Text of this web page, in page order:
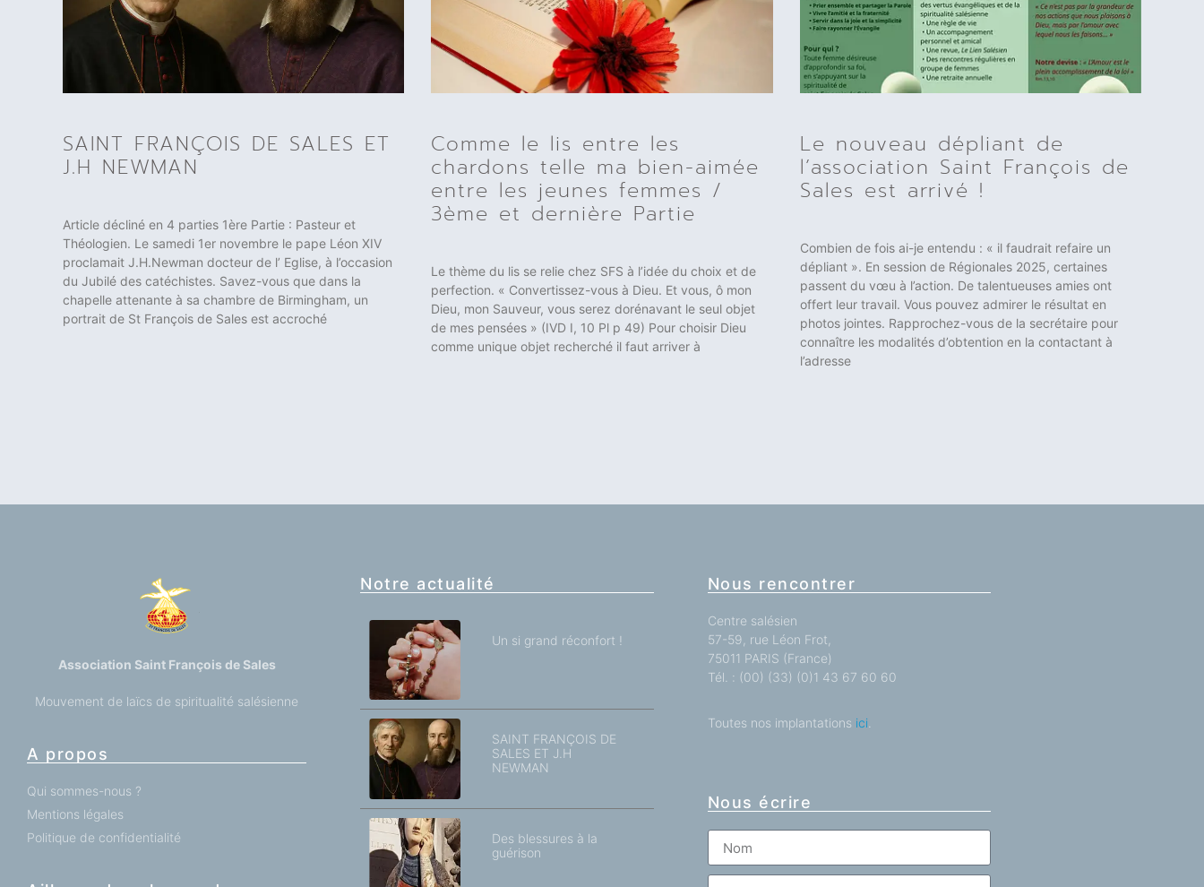
SAINT FRANÇOIS DE SALES ET
J.H NEWMAN
Article décliné en 4 parties 1ère Partie : Pasteur et
Théologien. Le samedi 1er novembre le pape Léon XIV
proclamait J.H.Newman docteur de l’ Eglise, à l’occasion
du Jubilé des catéchistes. Savez-vous que dans la
chapelle attenante à sa chambre de Birmingham, un
portrait de St François de Sales est accroché
Comme le lis entre les
chardons telle ma bien-aimée
entre les jeunes femmes /
3ème et dernière Partie
Le thème du lis se relie chez SFS à l’idée du choix et de
perfection. « Convertissez-vous à Dieu. Et vous, ô mon
Dieu, mon Sauveur, vous serez dorénavant le seul objet
de mes pensées » (IVD I, 10 Pl p 49) Pour choisir Dieu
comme unique objet recherché il faut arriver à
Le nouveau dépliant de
l’association Saint François de
Sales est arrivé !
Combien de fois ai-je entendu : « il faudrait refaire un
dépliant ». En session de Régionales 2025, certaines
passent du vœu à l’action. De talentueuses amies ont
offert leur travail. Vous pouvez admirer le résultat en
photos jointes. Rapprochez-vous de la secrétaire pour
connaître les modalités d’obtention en la contactant à
l’adresse
Association Saint François de Sales
Mouvement de laïcs de spiritualité salésienne
A propos
Qui sommes-nous ?
Mentions légales
Politique de confidentialité
Notre actualité
Un si grand réconfort !
SAINT FRANÇOIS DE
SALES ET J.H
NEWMAN
Des blessures à la
guérison
Nous rencontrer
Centre salésien
57-59, rue Léon Frot,
75011 PARIS (France)
Tél. : (00) (33) (0)1 43 67 60 60
Toutes nos implantations ici.
Nous écrire